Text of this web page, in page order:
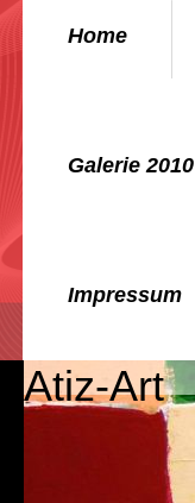
Home
Galerie 2010
Impressum
Atiz-Art